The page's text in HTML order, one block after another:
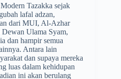
Tazakka sejak
lafal adzan,
dari MUI, Al-Azhar
Ulama Syam,
dan hampir semua
Antara lain
dan supaya mereka
luas dalam kehidupan
ini akan berulang